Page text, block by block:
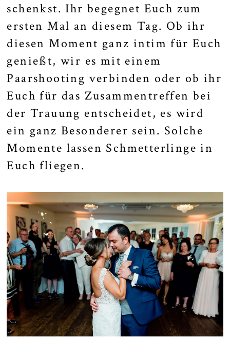
schenkst. Ihr begegnet Euch zum
ersten Mal an diesem Tag. Ob ihr
diesen Moment ganz intim für Euch
genießt, wir es mit einem
Paarshooting verbinden oder ob ihr
Euch für das Zusammentreffen bei
der Trauung entscheidet, es wird
ein ganz Besonderer sein. Solche
Momente lassen Schmetterlinge in
Euch fliegen.